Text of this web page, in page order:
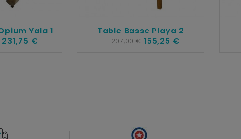
Yala 1
231,75 €
Table Basse Playa 2
207,00 € 155,25 €